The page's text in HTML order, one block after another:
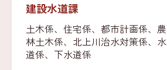
建設水道課
土木係、住宅係、都市計画係、農
林土木係、北上川治水対策係、水
道係、下水道係